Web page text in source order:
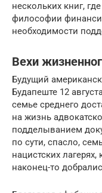
нескольких книг,
философии
необходимости
Вехи
Будущий
Будапеште 12
семье среднего
на жизнь
подделыванием
по сути, спасло,
нацистских
наконец-то